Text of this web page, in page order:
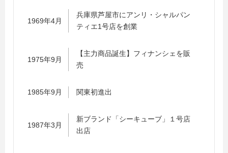
1969年4月
兵庫県芦屋市にアンリ・シャルパン
ティエ1号店を創業
1975年9月
【主力商品誕生】フィナンシェを販
売
1985年9月 関東初進出
1987年3月
新ブランド「シーキューブ」１号店
出店